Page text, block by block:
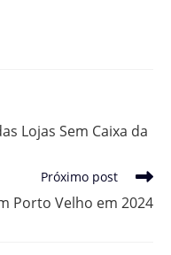
Lojas Sem Caixa da
Próximo post
Porto Velho em 2024